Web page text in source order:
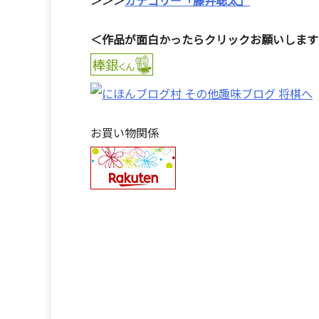
＜作品が面白かったらクリックお願いしま
お買い物関係